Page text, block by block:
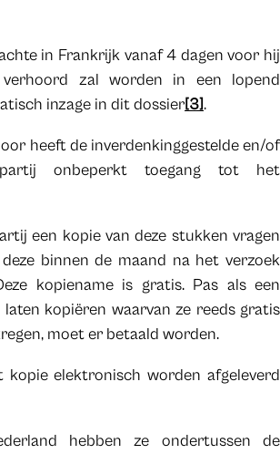
in Frankrijk vanaf 4 dagen voor hij
zal worden in een lopend
inzage in dit dossier[3].
heeft de inverdenkinggestelde en/of
onbeperkt toegang tot het
een kopie van deze stukken vragen
binnen de maand na het verzoek
kopiename is gratis. Pas als een
kopiëren waarvan ze reeds gratis
moet er betaald worden.
kopie elektronisch worden afgeleverd
hebben ze ondertussen de